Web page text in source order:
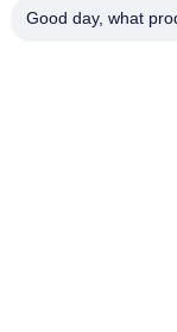
E-mail
Good day, what